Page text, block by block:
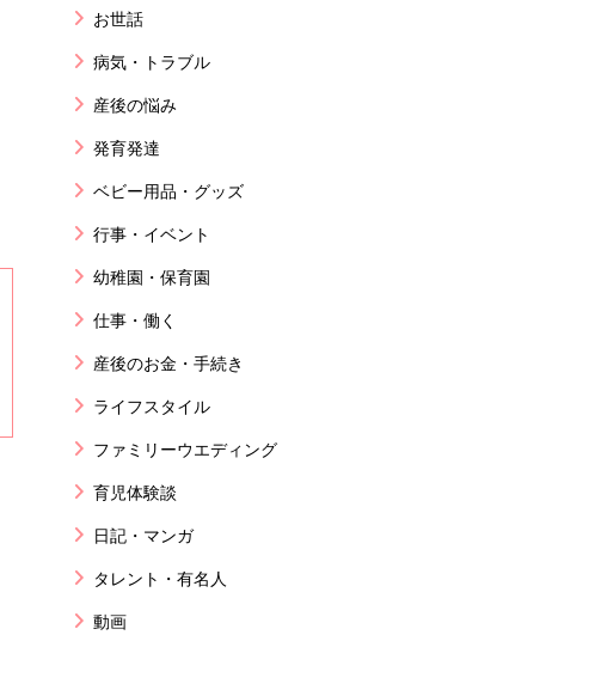
お世話
病気・トラブル
産後の悩み
発育発達
ベビー用品・グッズ
行事・イベント
幼稚園・保育園
仕事・働く
産後のお金・手続き
ライフスタイル
ファミリーウエディング
育児体験談
日記・マンガ
タレント・有名人
動画